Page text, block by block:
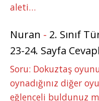
aleti…
Nuran - 2. Sınıf
23-24. Sayfa
Soru: Dokuztaş
oynadığınız diğer
eğlenceli buldunuz